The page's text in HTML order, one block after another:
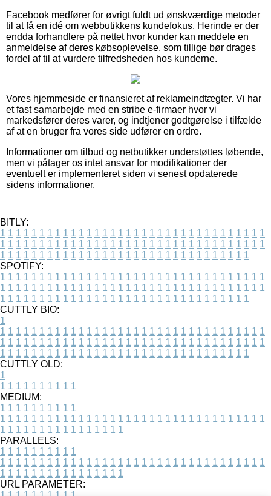
Facebook medfører for øvrigt fuldt ud ønskværdige metoder
til at få en idé om webbutikkens kundefokus. Herinde er der
endda forhandlere på nettet hvor kunder kan meddele en
anmeldelse af deres købsoplevelse, som tillige bør drages
fordel af til at vurdere tilfredsheden hos kunderne.
Vores hjemmeside er finansieret af reklameindtægter. Vi har
et fast samarbejde med en stribe e-firmaer hvor vi
markedsfører deres varer, og indtjener godtgørelse i tilfælde
af at en bruger fra vores side udfører en ordre.
Informationer om tilbud og netbutikker understøttes løbende,
men vi påtager os intet ansvar for modifikationer der
eventuelt er implementeret siden vi senest opdaterede
sidens informationer.
BITLY:
1 1 1 1 1 1 1 1 1 1 1 1 1 1 1 1 1 1 1 1 1 1 1 1 1 1 1 1 1 1 1 1 1 1
1 1 1 1 1 1 1 1 1 1 1 1 1 1 1 1 1 1 1 1 1 1 1 1 1 1 1 1 1 1 1 1 1 1
1 1 1 1 1 1 1 1 1 1 1 1 1 1 1 1 1 1 1 1 1 1 1 1 1 1 1 1 1 1 1 1
SPOTIFY:
1 1 1 1 1 1 1 1 1 1 1 1 1 1 1 1 1 1 1 1 1 1 1 1 1 1 1 1 1 1 1 1 1 1
1 1 1 1 1 1 1 1 1 1 1 1 1 1 1 1 1 1 1 1 1 1 1 1 1 1 1 1 1 1 1 1 1 1
1 1 1 1 1 1 1 1 1 1 1 1 1 1 1 1 1 1 1 1 1 1 1 1 1 1 1 1 1 1 1 1
CUTTLY BIO:
1
1 1 1 1 1 1 1 1 1 1 1 1 1 1 1 1 1 1 1 1 1 1 1 1 1 1 1 1 1 1 1 1 1 1
1 1 1 1 1 1 1 1 1 1 1 1 1 1 1 1 1 1 1 1 1 1 1 1 1 1 1 1 1 1 1 1 1 1
1 1 1 1 1 1 1 1 1 1 1 1 1 1 1 1 1 1 1 1 1 1 1 1 1 1 1 1 1 1 1 1
CUTTLY OLD:
1
1 1 1 1 1 1 1 1 1 1
MEDIUM:
1 1 1 1 1 1 1 1 1 1
1 1 1 1 1 1 1 1 1 1 1 1 1 1 1 1 1 1 1 1 1 1 1 1 1 1 1 1 1 1 1 1 1 1
1 1 1 1 1 1 1 1 1 1 1 1 1 1 1 1
PARALLELS:
1 1 1 1 1 1 1 1 1 1
1 1 1 1 1 1 1 1 1 1 1 1 1 1 1 1 1 1 1 1 1 1 1 1 1 1 1 1 1 1 1 1 1 1
1 1 1 1 1 1 1 1 1 1 1 1 1 1 1 1
URL PARAMETER: